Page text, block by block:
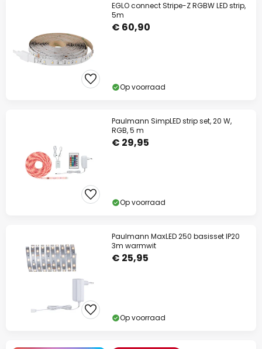
EGLO connect Stripe-Z RGBW LED strip,
5m
€ 60,90
Op voorraad
Paulmann SimpLED strip set, 20 W,
RGB, 5 m
€ 29,95
Op voorraad
Paulmann MaxLED 250 basisset IP20
3m warmwit
€ 25,95
Op voorraad